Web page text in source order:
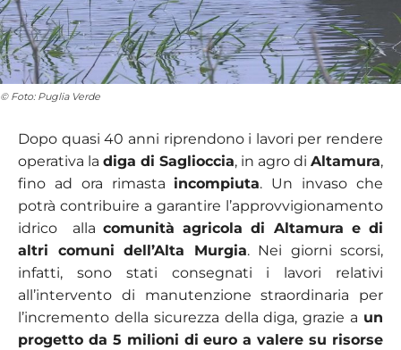
© Foto: Puglia Verde
Dopo quasi 40 anni riprendono i lavori per rendere
operativa la diga di Saglioccia, in agro di Altamura,
fino ad ora rimasta incompiuta. Un invaso che
potrà contribuire a garantire l’approvvigionamento
idrico alla comunità agricola di Altamura e di
altri comuni dell’Alta Murgia. Nei giorni scorsi,
infatti, sono stati consegnati i lavori relativi
all’intervento di manutenzione straordinaria per
l’incremento della sicurezza della diga, grazie a un
progetto da 5 milioni di euro a valere su risorse